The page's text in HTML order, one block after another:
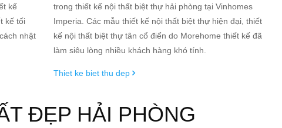
kế
kế tối
nhật
trong thiết kế nội thất biệt thự hải phòng tại Vinhomes
Imperia. Các mẫu thiết kế nội thất biệt thự hiện đại, thiết
kế nội thất biệt thự tân cổ điển do Morehome thiết kế đã
làm siêu lòng nhiều khách hàng khó tính.
Thiet ke biet thu dep
ĐẸP HẢI PHÒNG